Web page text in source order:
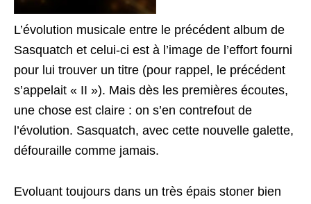
L’évolution musicale entre le précédent album de
Sasquatch et celui-ci est à l’image de l’effort fourni
pour lui trouver un titre (pour rappel, le précédent
s’appelait « II »). Mais dès les premières écoutes,
une chose est claire : on s’en contrefout de
l’évolution. Sasquatch, avec cette nouvelle galette,
défouraille comme jamais.
Evoluant toujours dans un très épais stoner bien